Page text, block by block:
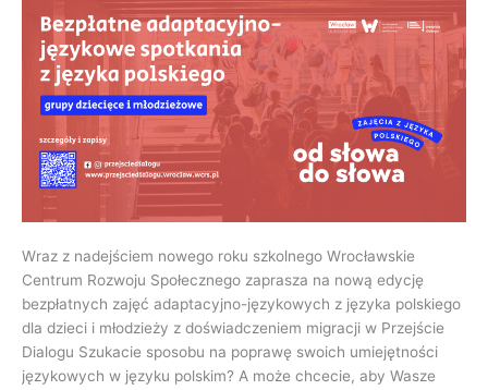
Wraz z nadejściem nowego roku szkolnego Wrocławskie
Centrum Rozwoju Społecznego zaprasza na nową edycję
bezpłatnych zajęć adaptacyjno-językowych z języka polskiego
dla dzieci i młodzieży z doświadczeniem migracji w Przejście
Dialogu Szukacie sposobu na poprawę swoich umiejętności
językowych w języku polskim? A może chcecie, aby Wasze